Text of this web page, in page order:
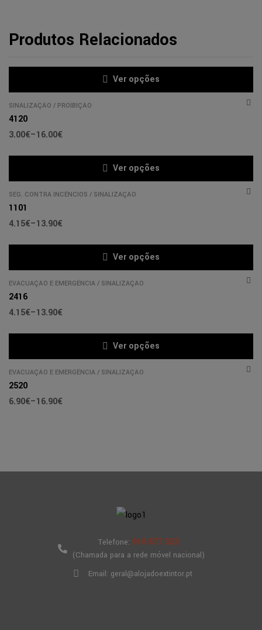
Produtos Relacionados
Ver opções
SINALIZAÇÃO / PROÍBIÇÃO
4120
3.00€–16.00€
Ver opções
SEG. CONTRA INCÊNCIOS / SINALIZAÇÃO
1101
4.15€–13.90€
Ver opções
EVACUAÇÃO E EMERGÊNCIA / SINALIZAÇÃO
2416
4.15€–13.90€
Ver opções
EVACUAÇÃO E EMERGÊNCIA / SINALIZAÇÃO
2520
6.90€–16.90€
Telefone: 910 877 323
(Chamada para a rede móvel nacional)
Email: geral@alojadoextintor.pt